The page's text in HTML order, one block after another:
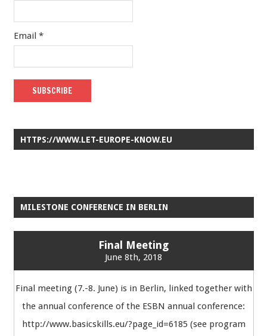
Email *
HTTPS://WWW.LET-EUROPE-KNOW.EU
MILESTONE CONFERENCE IN BERLIN
Final Meeting
June 8th, 2018
Final meeting (7.-8. June) is in Berlin, linked together with
the annual conference of the ESBN annual conference:
http://www.basicskills.eu/?page_id=6185 (see program